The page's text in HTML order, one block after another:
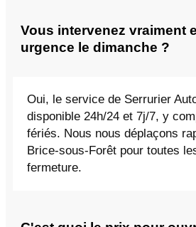
Vous intervenez vraiment
urgence le dimanche ?
Oui, le service de Serrurier
disponible 24h/24 et 7j/7, y
fériés. Nous nous déplaçons
Brice-sous-Forêt pour toutes
fermeture.